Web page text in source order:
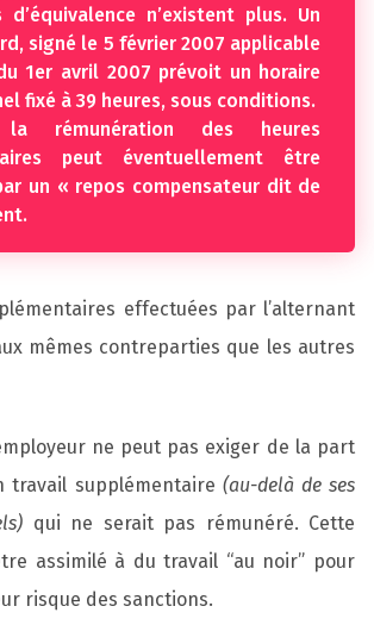
d’équivalence n’existent plus. Un
signé le 5 février 2007 applicable
1er avril 2007 prévoit un horaire
fixé à 39 heures, sous conditions.
la rémunération des heures
peut éventuellement être
un « repos compensateur dit de
effectuées par l’alternant
mêmes contreparties que les autres
ne peut pas exiger de la part
travail supplémentaire (au-delà de ses
qui ne serait pas rémunéré. Cette
assimilé à du travail “au noir” pour
risque des sanctions.